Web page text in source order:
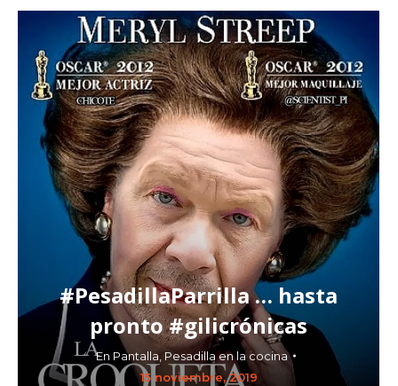
#PesadillaParrilla … hasta
pronto #gilicrónicas
En Pantalla, Pesadilla en la cocina
15 noviembre, 2019